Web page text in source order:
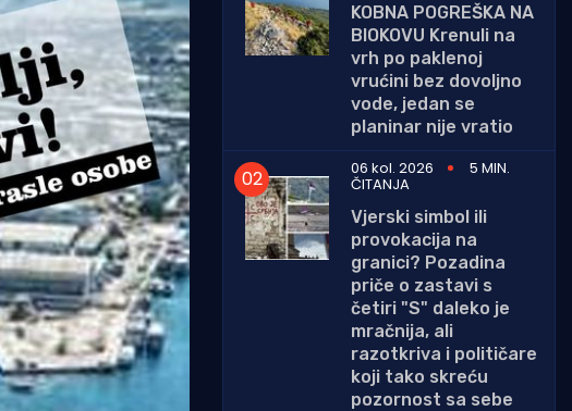
KOBNA POGREŠKA NA
BIOKOVU Krenuli na
vrh po paklenoj
vrućini bez dovoljno
vode, jedan se
planinar nije vratio
06 kol. 2026
5 MIN.
ČITANJA
Vjerski simbol ili
provokacija na
granici? Pozadina
priče o zastavi s
četiri "S" daleko je
mračnija, ali
razotkriva i političare
koji tako skreću
pozornost sa sebe